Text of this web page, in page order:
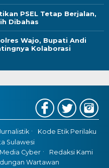
PSEL Tetap Berjalan,
Dibahas
Wajo, Bupati Andi
Kolaborasi
Kode Etik Perilaku
Sulawesi
Cyber
Redaksi Kami
Wartawan